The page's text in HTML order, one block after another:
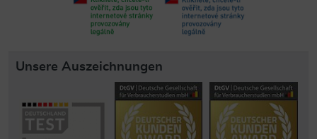
Unsere Auszeichnungen